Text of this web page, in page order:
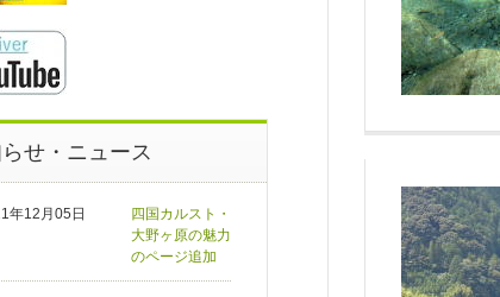
せ・ニュース
年12月05日
四国カルスト・
大野ヶ原の魅力
のページ追加